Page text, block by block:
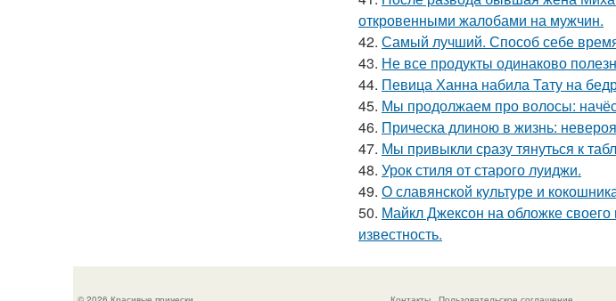
откровенными жалобами на мужчин.
42. Самый лучший. Способ себе
43. Не все продукты одинаково
44. Певица Ханна набила Тату на
45. Мы продолжаем про волосы:
46. Прическа длиною в жизнь:
47. Мы привыкли сразу тянуться к
48. Урок стиля от старого луиджи.
49. О славянской культуре и
50. Майкл Джексон на обложке
известность.